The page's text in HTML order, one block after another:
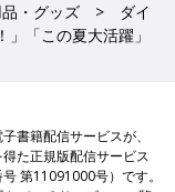
・グッズ
ダイ
「この夏大活躍」
書籍配信サービスが、
た正規版配信サービス
第11091000号）です。